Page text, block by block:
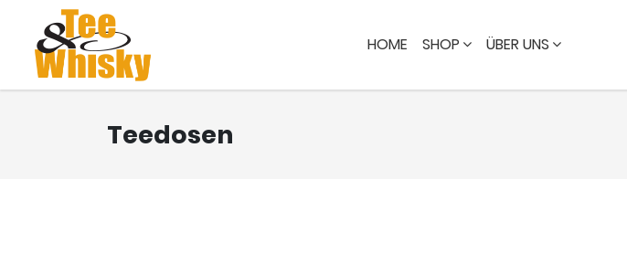
HOME SHOP ÜBER UNS
Teedosen